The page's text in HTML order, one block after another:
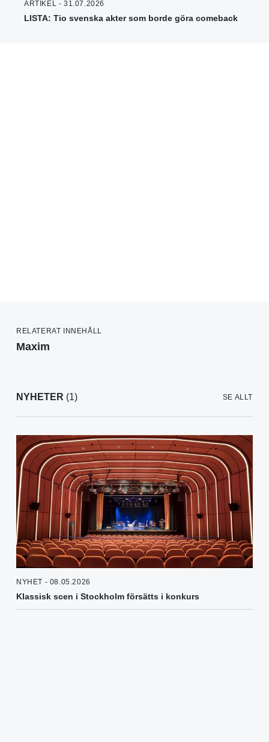
ARTIKEL - 31.07.2026
LISTA: Tio svenska akter som borde göra comeback
RELATERAT INNEHÅLL
Maxim
NYHETER (1) SE ALLT
NYHET - 08.05.2026
Klassisk scen i Stockholm försätts i konkurs